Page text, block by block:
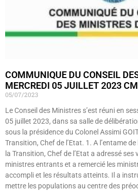
COMMUNIQUE DU CONSEIL
MERCREDI 05 JUILLET 2023
05/07/2023
Le Conseil des Ministres s’est réuni en
05 juillet 2023, dans sa salle de
sous la présidence du Colonel Assimi
Transition, Chef de l’Etat. 1. A l’entame
la Transition, Chef de l’Etat a adressé
ministres entrants et a remercié les
accompli et les résultats atteints. Il a
mettre les populations au centre des